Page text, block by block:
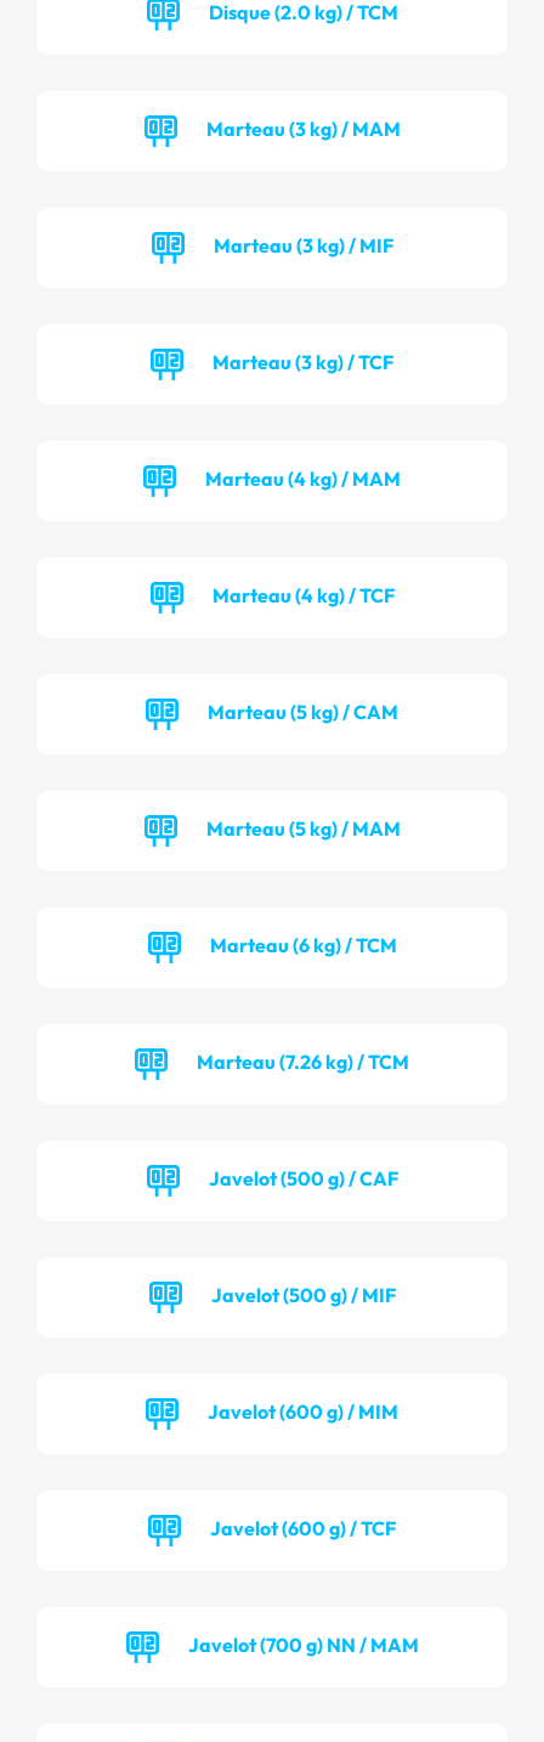
Disque (2.0 kg) / TCM
Marteau (3 kg) / MAM
Marteau (3 kg) / MIF
Marteau (3 kg) / TCF
Marteau (4 kg) / MAM
Marteau (4 kg) / TCF
Marteau (5 kg) / CAM
Marteau (5 kg) / MAM
Marteau (6 kg) / TCM
Marteau (7.26 kg) / TCM
Javelot (500 g) / CAF
Javelot (500 g) / MIF
Javelot (600 g) / MIM
Javelot (600 g) / TCF
Javelot (700 g) NN / MAM